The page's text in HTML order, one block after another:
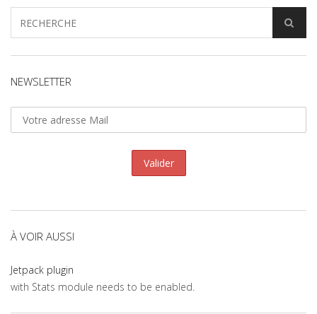
NEWSLETTER
À VOIR AUSSI
Jetpack plugin
with Stats module needs to be enabled.